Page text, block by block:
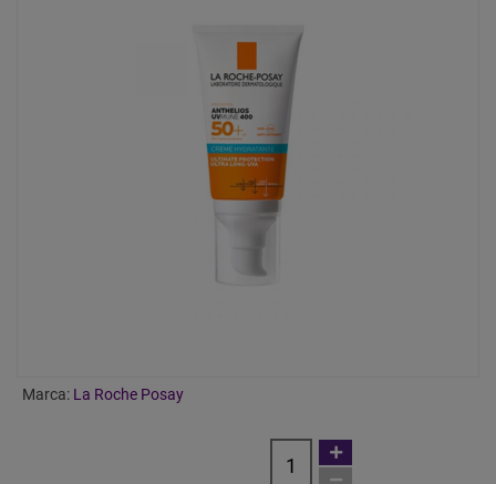
Marca: La Roche Posay